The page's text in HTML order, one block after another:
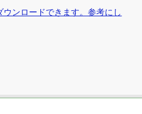
ンロードできます。参考にし